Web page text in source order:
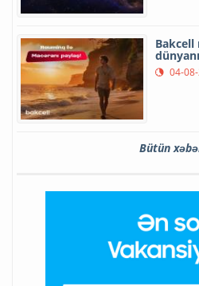
04-
Bütün